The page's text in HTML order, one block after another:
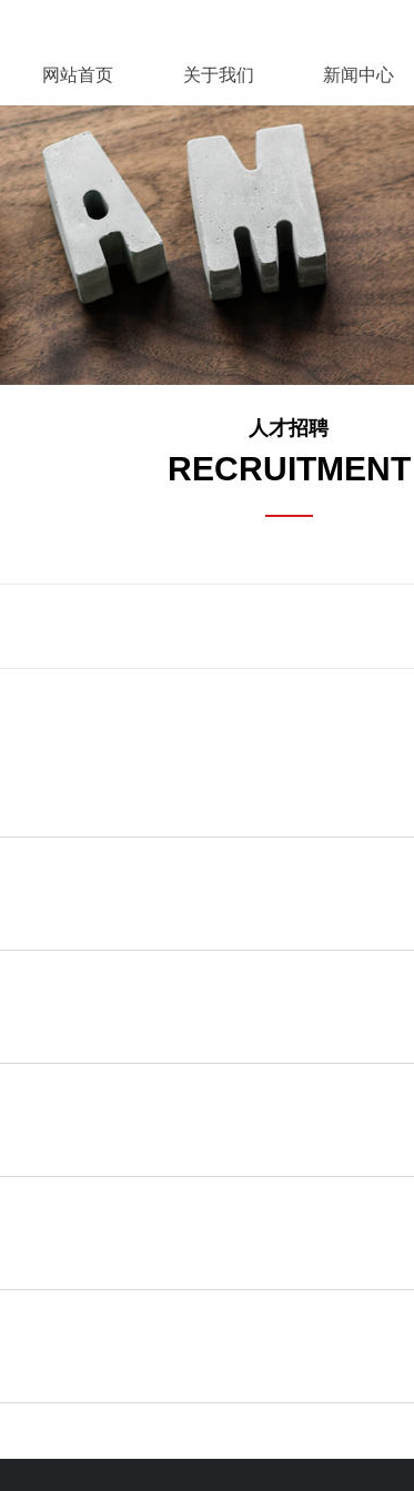
网站首页 关于我们 新闻中心
人才招聘
RECRUITMENT